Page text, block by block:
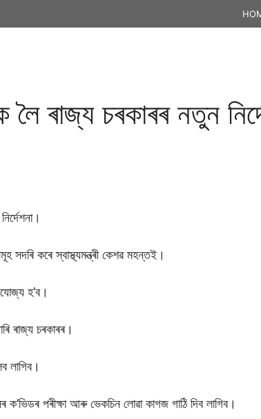
ৰাজ্য চৰকাৰৰ নতুন
সদৰি কৰে স্বাস্থ্যমন্ত্ৰী কেশৱ মহন্তই।
হ’ব।
ৰাজ্য চৰকাৰৰ।
লাগিব।
পৰীক্ষা আৰু ভেকচিন লোৱা কাগজ গাঠি দিব লাগিব।